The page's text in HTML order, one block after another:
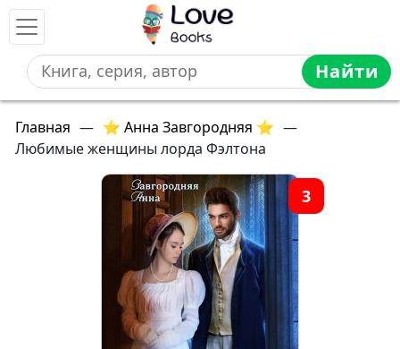
Найти
Главная — ⭐ Анна Завгородняя ⭐ —
Любимые женщины лорда Фэлтона
3